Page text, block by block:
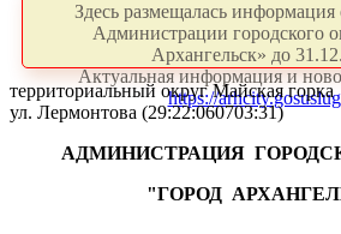
Здесь размещалась информация
Администрации городского
Архангельск» до
Актуальная информация и
https://
территориальный округ Майская горка
ул. Лермонтова (29:22:060703:31)
АДМИНИСТРАЦИЯ
"ГОРОД